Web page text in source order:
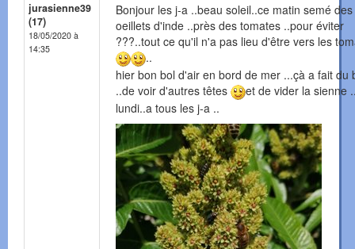
jurasienne39
(17)
18/05/2020 à
14:35
Bonjour les j-a ..beau soleil..ce matin semé des
oeillets d'inde ..près des tomates ..pour éviter
???..tout ce qu'il n'a pas lieu d'être vers les
..
hier bon bol d'air en bord de mer ...çà a fait du
..de voir d'autres têtes
et de vider la sienne
lundi..a tous les j-a ..